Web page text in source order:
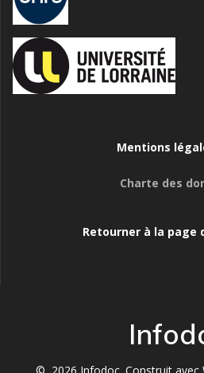
Mentions
Charte des
Retourner à la page